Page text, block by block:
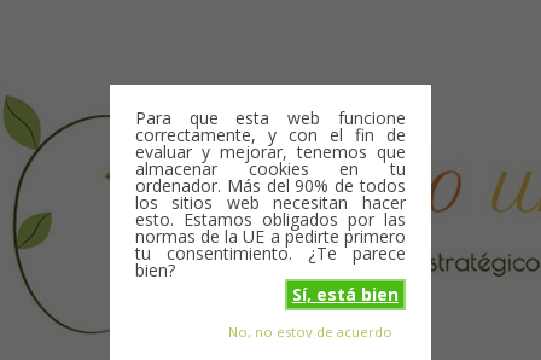
Para que esta web funcione
correctamente, y con el fin de
evaluar y mejorar, tenemos que
almacenar cookies en tu
ordenador. Más del 90% de todos
los sitios web necesitan hacer
esto. Estamos obligados por las
normas de la UE a pedirte primero
tu consentimiento. ¿Te parece
bien?
Sí, está bien
No, no estoy de acuerdo